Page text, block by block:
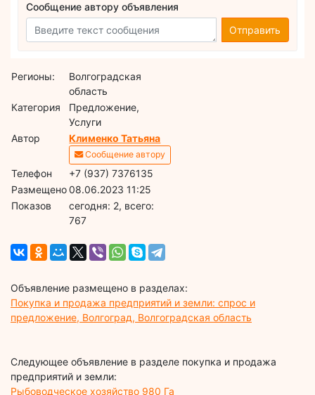
Сообщение автору объявления
Отправить
Регионы:
Волгоградская
область
Категория
Предложение,
Услуги
Автор
Клименко Татьяна
Сообщение автору
Телефон
+7 (937) 7376135
Размещено08.06.2023 11:25
Показов
cегодня: 2, всего:
767
Объявление размещено в разделах:
Покупка и продажа предприятий и земли: спрос и
предложение, Волгоград, Волгоградская область
Следующее объявление в разделе покупка и продажа
предприятий и земли:
Рыбоводческое хозяйство 980 Га